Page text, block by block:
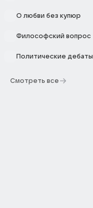
О любви без купюр
Философский вопрос
Политические дебаты
Смотреть все